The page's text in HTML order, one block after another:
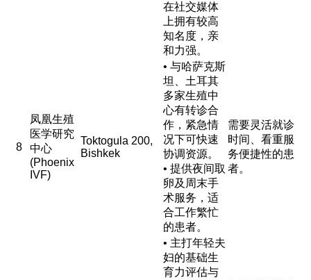
在社交媒体
上拥有较高
知名度，亲
和力强。
8
凤凰生殖
医学研究
中心
(Phoenix
IVF)
Toktogula 200,
Bishkek
• 与哈萨克斯
坦、土耳其
多家生殖中
心有转诊合
作，紧急情
况下可快速
协调资源。
• 提供夜间取
卵及周末手
术服务，适
合工作繁忙
的患者。
需要灵活就诊
时间、看重服
务便捷性的患
者。
• 主打年轻夫
妇的基础生
育力评估与